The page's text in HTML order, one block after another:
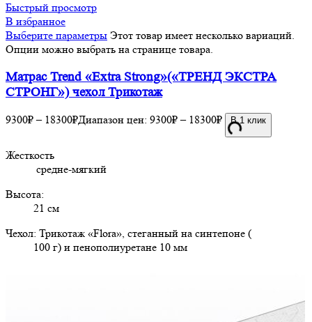
Быстрый просмотр
В избранное
Выберите параметры Этот товар имеет несколько вариаций.
Опции можно выбрать на странице товара.
Матрас Trend «Extra Strong»(«ТРЕНД ЭКСТРА
СТРОНГ») чехол Трикотаж
9300₽ – 18300₽Диапазон цен: 9300₽ – 18300₽ В 1 клик
Жесткость
средне-мягкий
Высота:
21 см
Чехол: Трикотаж «Flora», стеганный на синтепоне (
100 г) и пенополиуретане 10 мм